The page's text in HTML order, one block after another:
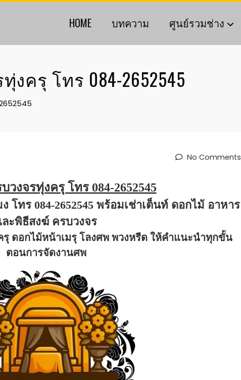
HOME บทความ ศูนย์รวมช่าง
ครุ โทร 084-2652545
No Comments
งจรทุ่งครุ โทร 084-2652545
โทร 084-2652545 พร้อมเช่าเต็นท์ ดอกไม้ อาหาร
ละพิธีสงฆ์ ครบวงจร
ดอกไม้หน้าเมรุ โลงศพ พวงหรีด ให้คำแนะนำทุกขั้น
ตอนการจัดงานศพ